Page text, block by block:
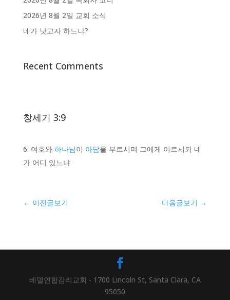
2026년 8월 2일 교회 소식
네가 낫고자 하느냐?
Recent Comments
창세기 3:9
여호와 하나님이 아담을 부르시며 그에게 이르시되 네
가 어디 있느냐
← 이전글보기 다음글보기 →
베델연합감리교회 - 1700 Lincoln St, Santa Clara, CA
95050